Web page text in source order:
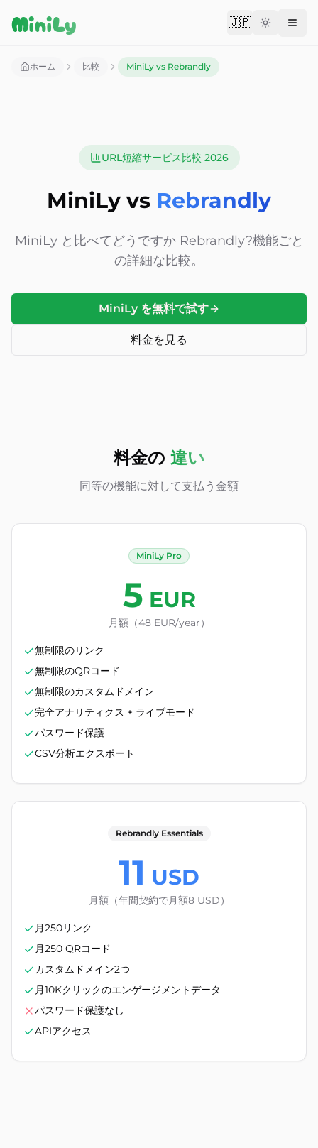
MiniLy 🇯🇵Change
ホーム 比較 MiniLy vs Rebrandly
URL短縮サービス比較 2026
MiniLy vs Rebrandly
MiniLy と比べてどうですかRebrandly?機能ごと
の詳細な比較。
MiniLy を無料で試す
料金を見る
料金の 違い
同等の機能に対して支払う金額
MiniLy Pro
5 EUR
月額（48 EUR/year）
無制限のリンク
無制限のQRコード
無制限のカスタムドメイン
完全アナリティクス + ライブモード
パスワード保護
CSV分析エクスポート
Rebrandly Essentials
11 USD
月額（年間契約で月額8 USD）
月250リンク
月250 QRコード
カスタムドメイン2つ
月10Kクリックのエンゲージメントデータ
パスワード保護なし
APIアクセス